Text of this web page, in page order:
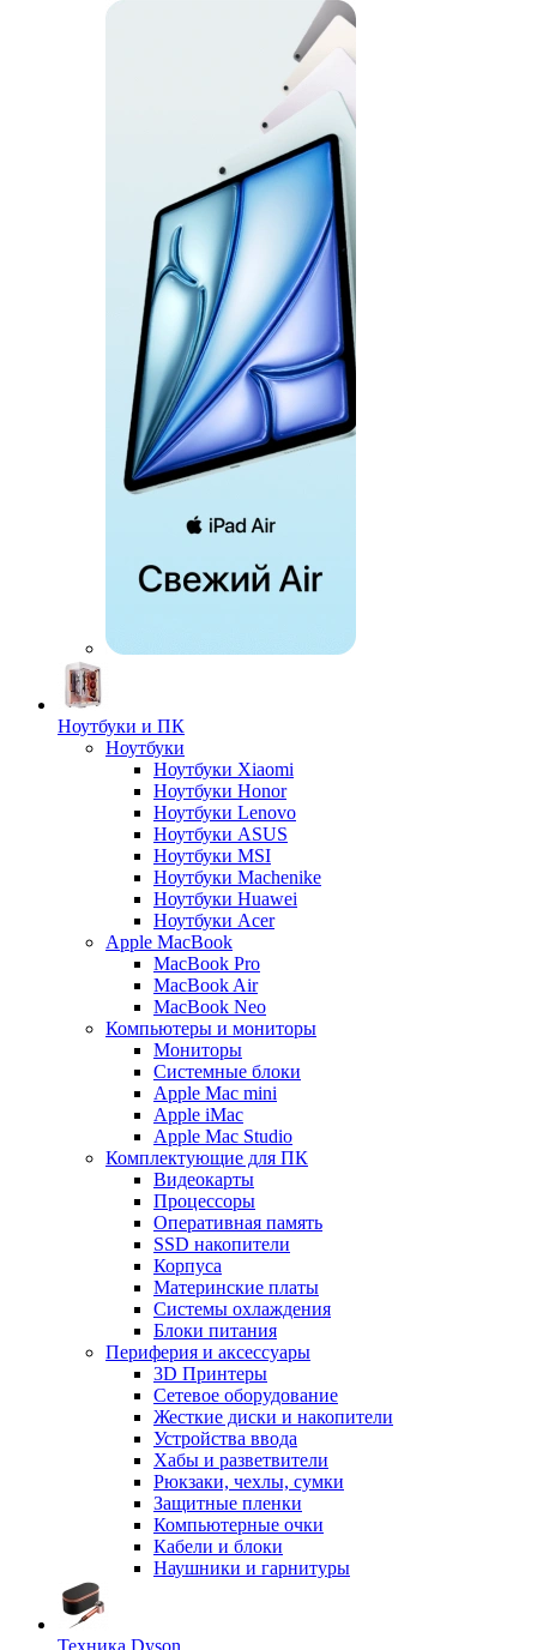
Ноутбуки и ПК
Ноутбуки
Ноутбуки Xiaomi
Ноутбуки Honor
Ноутбуки Lenovo
Ноутбуки ASUS
Ноутбуки MSI
Ноутбуки Machenike
Ноутбуки Huawei
Ноутбуки Acer
Apple MacBook
MacBook Pro
MacBook Air
MacBook Neo
Компьютеры и мониторы
Мониторы
Системные блоки
Apple Mac mini
Apple iMac
Apple Mac Studio
Комплектующие для ПК
Видеокарты
Процессоры
Оперативная память
SSD накопители
Корпуса
Материнские платы
Системы охлаждения
Блоки питания
Периферия и аксессуары
3D Принтеры
Сетевое оборудование
Жесткие диски и накопители
Устройства ввода
Хабы и разветвители
Рюкзаки, чехлы, сумки
Защитные пленки
Компьютерные очки
Кабели и блоки
Наушники и гарнитуры
Техника Dyson